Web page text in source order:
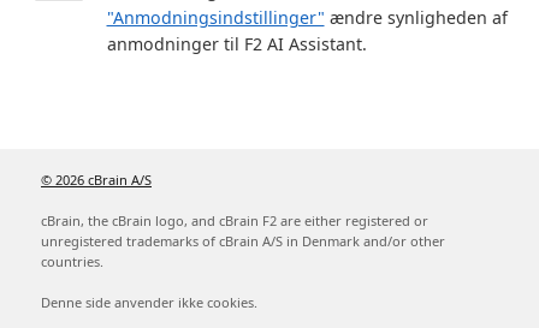
"Anmodningsindstillinger" ændre synligheden af
anmodninger til F2 AI Assistant.
© 2026 cBrain A/S
cBrain, the cBrain logo, and cBrain F2 are either registered or
unregistered trademarks of cBrain A/S in Denmark and/or other
countries.
Denne side anvender ikke cookies.